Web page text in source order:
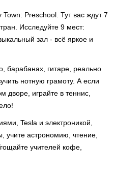
Preschool. Тут вас ждут 7
Исследуйте 9 мест:
зал - всё яркое и
барабанах, гитаре, реально
нотную грамоту. А если
дворе, играйте в теннис,
Tesla и электроникой,
учите астрономию, чтение,
учителей кофе,